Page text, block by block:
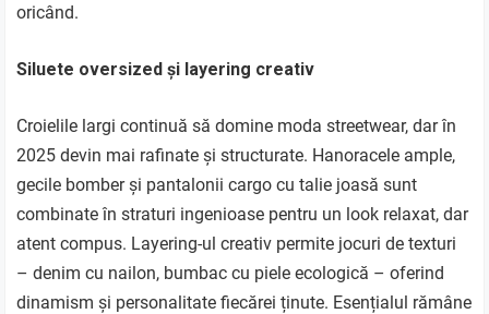
oricând.
Siluete oversized și layering creativ
Croielile largi continuă să domine moda streetwear, dar în
2025 devin mai rafinate și structurate. Hanoracele ample,
gecile bomber și pantalonii cargo cu talie joasă sunt
combinate în straturi ingenioase pentru un look relaxat, dar
atent compus. Layering-ul creativ permite jocuri de texturi
– denim cu nailon, bumbac cu piele ecologică – oferind
dinamism și personalitate fiecărei ținute. Esențialul rămâne